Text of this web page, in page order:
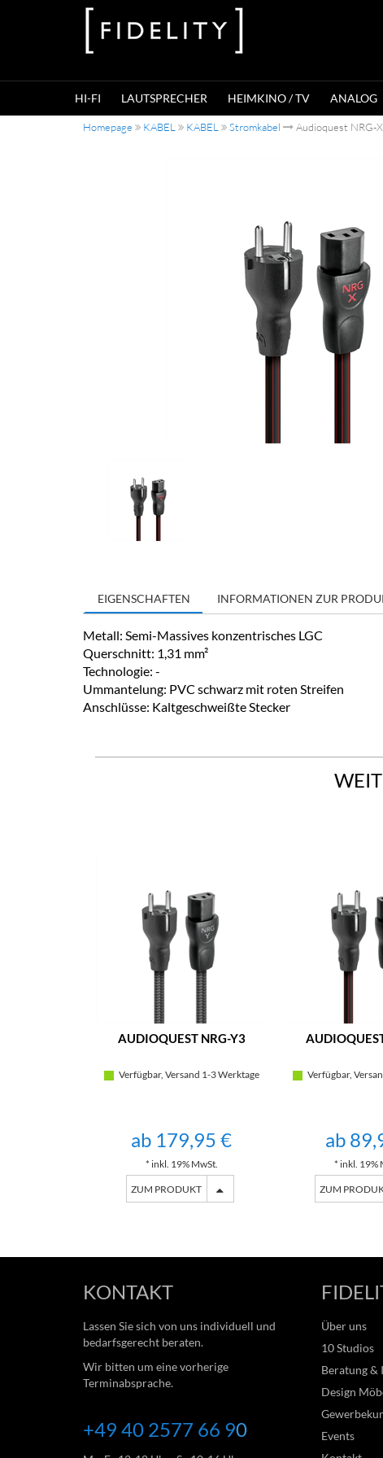
HI-FI LAUTSPRECHER HEIMKINO / TV ANALOG
Homepage KABEL KABEL Stromkabel Audioquest NRG-
EIGENSCHAFTEN INFORMATIONEN ZUR
Metall: Semi-Massives konzentrisches LGC
Querschnitt: 1,31 mm²
Technologie: -
Ummantelung: PVC schwarz mit roten Streifen
Anschlüsse: Kaltgeschweißte Stecker
AUDIOQUEST NRG-Y3
Verfügbar, Versand 1-3 Werktage
ab 179,95 €
* inkl. 19% MwSt.
ZUM PRODUKT
Verfügbar,
ab
* inkl. 19%
ZUM
KONTAKT
Lassen Sie sich von uns individuell und
bedarfsgerecht beraten.
Wir bitten um eine vorherige
Terminabsprache.
+49 40 2577 66 90
Über uns
10 Studios
Beratung &
Design
Events